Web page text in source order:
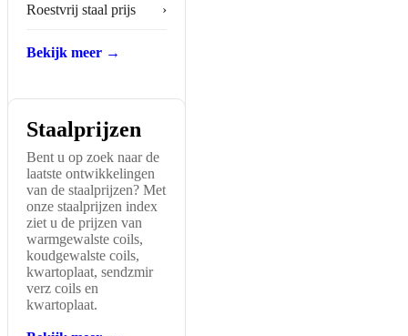
Roestvrij staal prijs ›
Bekijk meer →
Staalprijzen
Bent u op zoek naar de
laatste ontwikkelingen
van de staalprijzen? Met
onze staalprijzen index
ziet u de prijzen van
warmgewalste coils,
koudgewalste coils,
kwartoplaat, sendzmir
verz coils en
kwartoplaat.